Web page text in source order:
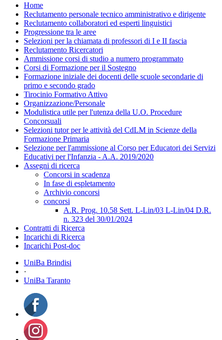
Home
Reclutamento personale tecnico amministrativo e dirigente
Reclutamento collaboratori ed esperti linguistici
Progressione tra le aree
Selezioni per la chiamata di professori di I e II fascia
Reclutamento Ricercatori
Ammissione corsi di studio a numero programmato
Corsi di Formazione per il Sostegno
Formazione iniziale dei docenti delle scuole secondarie di
primo e secondo grado
Tirocinio Formativo Attivo
Organizzazione/Personale
Modulistica utile per l'utenza della U.O. Procedure
Concorsuali
Selezioni tutor per le attività del CdLM in Scienze della
Formazione Primaria
Selezione per l'ammissione al Corso per Educatori dei Servizi
Educativi per l'Infanzia - A.A. 2019/2020
Assegni di ricerca
Concorsi in scadenza
In fase di espletamento
Archivio concorsi
concorsi
A.R. Prog. 10.58 Sett. L-Lin/03 L-Lin/04 D.R.
n. 323 del 30/01/2024
Contratti di Ricerca
Incarichi di Ricerca
Incarichi Post-doc
UniBa Brindisi
·
UniBa Taranto